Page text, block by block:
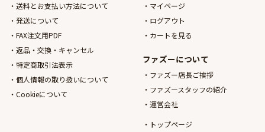
送料とお支払い方法について
発送について
FAX注文用PDF
返品・交換・キャンセル
特定商取引法表示
個人情報の取り扱いについて
Cookieについて
マイページ
ログアウト
カートを見る
ファズーについて
ファズー店長ご挨拶
ファズースタッフの紹介
運営会社
トップページ